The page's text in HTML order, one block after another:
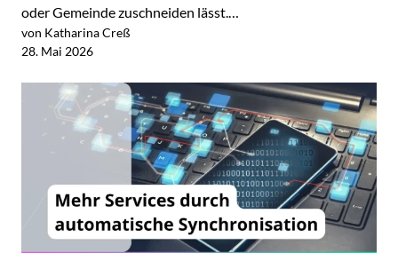
oder Gemeinde zuschneiden lässt.…
von Katharina Creß
28. Mai 2026